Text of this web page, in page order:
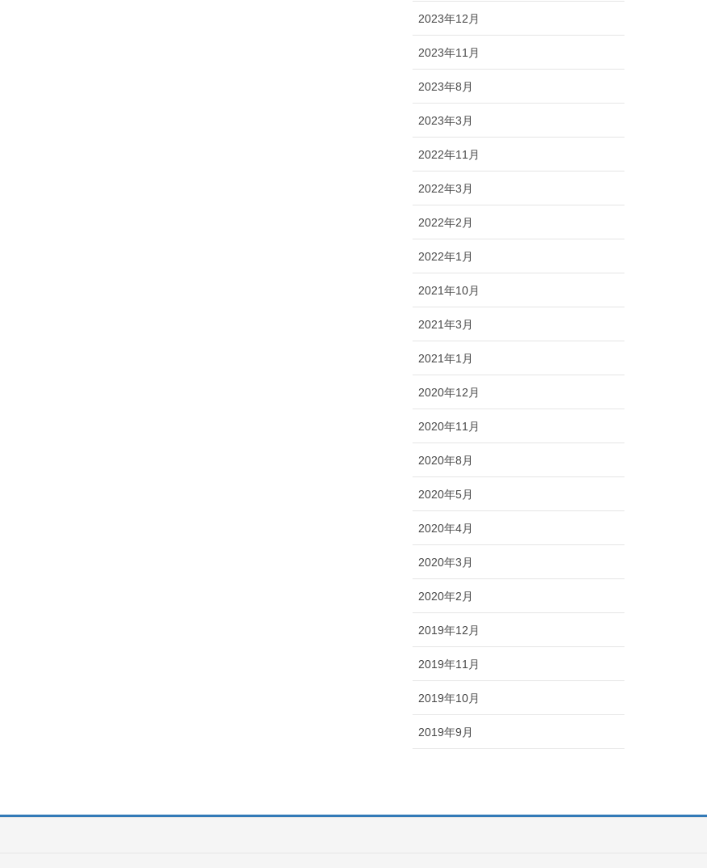
2023年12月
2023年11月
2023年8月
2023年3月
2022年11月
2022年3月
2022年2月
2022年1月
2021年10月
2021年3月
2021年1月
2020年12月
2020年11月
2020年8月
2020年5月
2020年4月
2020年3月
2020年2月
2019年12月
2019年11月
2019年10月
2019年9月